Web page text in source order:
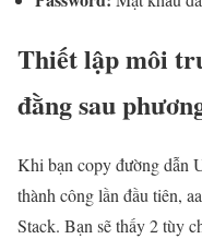
Thiết lập môi
đằng sau
Khi bạn copy đường dẫn
thành công lần đầu tiên,
Stack. Bạn sẽ thấy 2 tùy